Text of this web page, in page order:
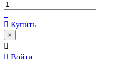
+
Купить
×
Войти